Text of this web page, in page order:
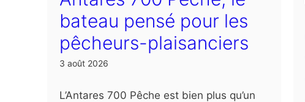
bateau pensé pour les
pêcheurs-plaisanciers
3 août 2026
L’Antares 700 Pêche est bien plus qu’un